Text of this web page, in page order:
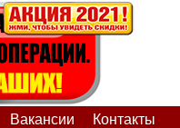
Вакансии Контакты